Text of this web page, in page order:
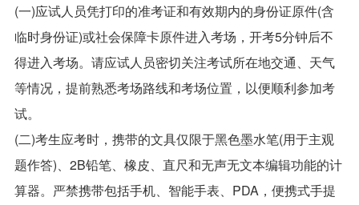
(一)应试人员凭打印的准考证和有效期内的身份证原件(含
临时身份证)或社会保障卡原件进入考场，开考5分钟后不
得进入考场。请应试人员密切关注考试所在地交通、天气
等情况，提前熟悉考场路线和考场位置，以便顺利参加考
试。
(二)考生应考时，携带的文具仅限于黑色墨水笔(用于主观
题作答)、2B铅笔、橡皮、直尺和无声无文本编辑功能的计
算器。严禁携带包括手机、智能手表、PDA，便携式手提